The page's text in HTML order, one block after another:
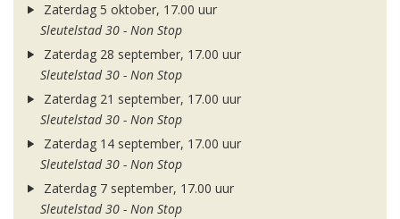
Zaterdag 5 oktober, 17.00 uur
Sleutelstad 30 - Non Stop
Zaterdag 28 september, 17.00 uur
Sleutelstad 30 - Non Stop
Zaterdag 21 september, 17.00 uur
Sleutelstad 30 - Non Stop
Zaterdag 14 september, 17.00 uur
Sleutelstad 30 - Non Stop
Zaterdag 7 september, 17.00 uur
Sleutelstad 30 - Non Stop